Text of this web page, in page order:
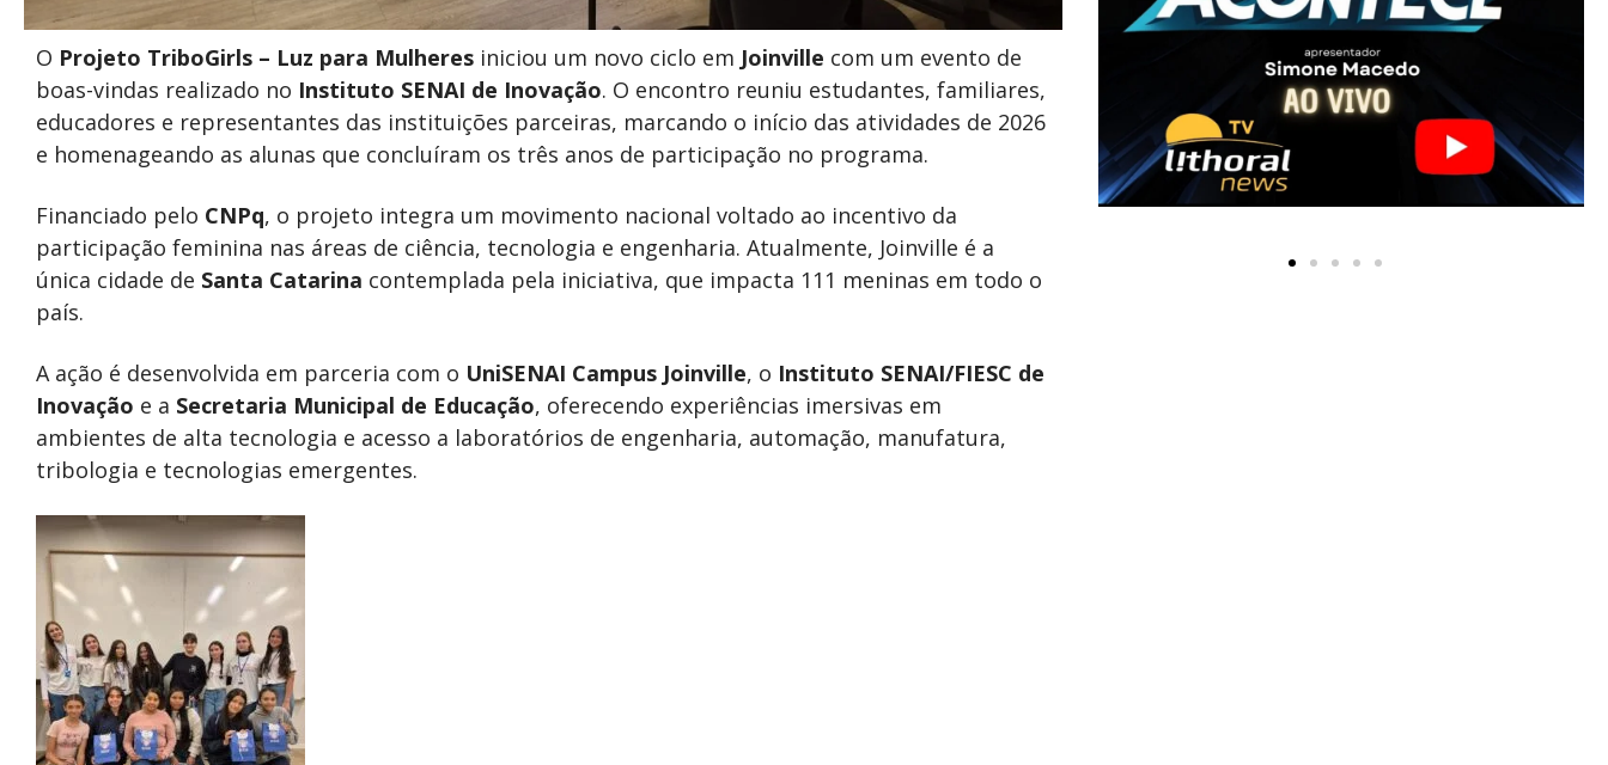
O Projeto TriboGirls – Luz para Mulheres iniciou um novo ciclo em Joinville com um evento de
boas-vindas realizado no Instituto SENAI de Inovação. O encontro reuniu estudantes, familiares,
educadores e representantes das instituições parceiras, marcando o início das atividades de 2026
e homenageando as alunas que concluíram os três anos de participação no programa.
Financiado pelo CNPq, o projeto integra um movimento nacional voltado ao incentivo da
participação feminina nas áreas de ciência, tecnologia e engenharia. Atualmente, Joinville é a
única cidade de Santa Catarina contemplada pela iniciativa, que impacta 111 meninas em todo o
país.
A ação é desenvolvida em parceria com o UniSENAI Campus Joinville, o Instituto SENAI/FIESC de
Inovação e a Secretaria Municipal de Educação, oferecendo experiências imersivas em
ambientes de alta tecnologia e acesso a laboratórios de engenharia, automação, manufatura,
tribologia e tecnologias emergentes.